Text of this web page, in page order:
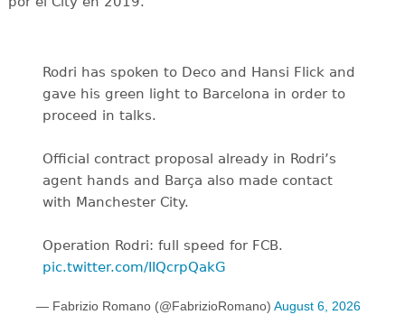
Rodri has spoken to Deco and Hansi Flick and
gave his green light to Barcelona in order to
proceed in talks.
Official contract proposal already in Rodri’s
agent hands and Barça also made contact
with Manchester City.
Operation Rodri: full speed for FCB.
pic.twitter.com/IIQcrpQakG
— Fabrizio Romano (@FabrizioRomano) August 6, 2026